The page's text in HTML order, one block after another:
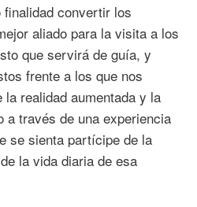
finalidad convertir los
aliado para la visita a los
que servirá de guía, y
frente a los que nos
realidad aumentada y la
a través de una experiencia
se sienta partícipe de la
la vida diaria de esa